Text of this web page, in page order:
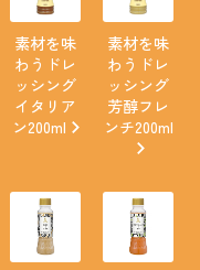
素材を味
わうドレ
ッシング
イタリア
ン200ml
素材を味
わうドレ
ッシング
芳醇フレ
ンチ200ml